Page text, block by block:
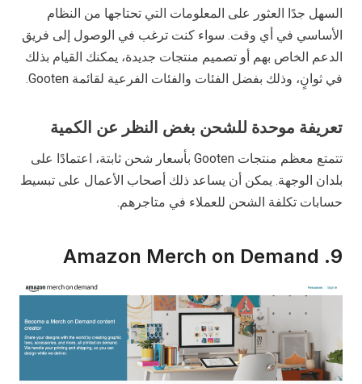
السهل جدًا العثور على المعلومات التي تحتاجها من النظام
الأساسي في أي وقت. سواء كنت ترغب في الوصول إلى فريق
الدعم الخاص بهم أو تصميم منتجات جديدة، يمكنك القيام بذلك
في ثوانٍ، وذلك بفضل الفئات والفئات الفرعية لقائمة Gooten.
تعريفة موحدة للشحن بغض النظر عن الكمية
تتمتع معظم منتجات Gooten بأسعار شحن ثابتة، اعتمادًا على
بلدان الوجهة. يمكن أن يساعد ذلك أصحاب الأعمال على تبسيط
حسابات تكلفة الشحن للعملاء في متاجرهم.
9. Amazon Merch on Demand